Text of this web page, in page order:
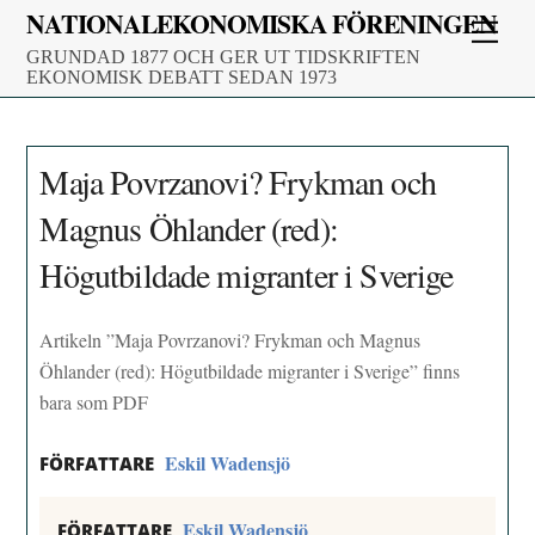
Skip
content
NATIONALEKONOMISKA FÖRENINGEN
GRUNDAD 1877 OCH GER UT TIDSKRIFTEN
EKONOMISK DEBATT SEDAN 1973
Maja Povrzanovi? Frykman och
Magnus Öhlander (red):
Högutbildade migranter i Sverige
Artikeln ”Maja Povrzanovi? Frykman och Magnus
Öhlander (red): Högutbildade migranter i Sverige” finns
bara som PDF
FÖRFATTARE Eskil Wadensjö
FÖRFATTARE